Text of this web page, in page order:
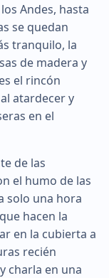
Andes, hasta
se quedan
tranquilo, la
de madera y
el rincón
atardecer y
en el
de las
el humo de las
solo una hora
hacen la
en la cubierta a
recién
charla en una